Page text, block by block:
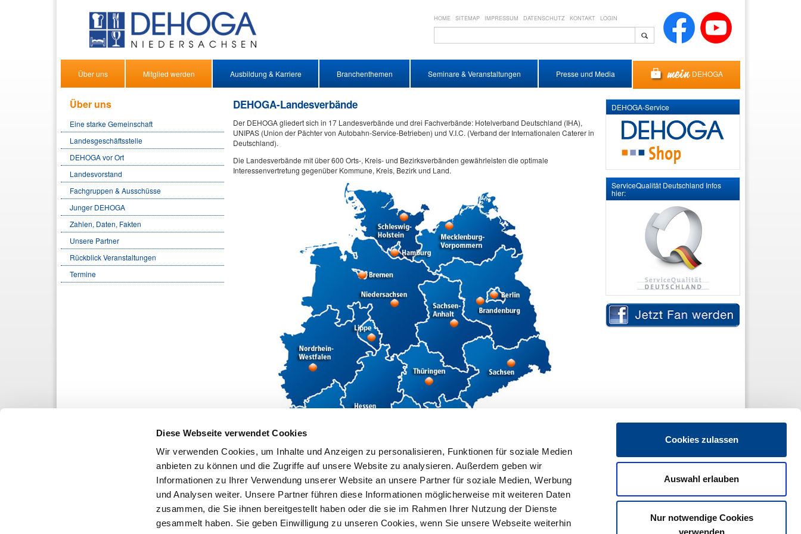
Diese Webseite verwendet Cookies
Wir verwenden Cookies, um Inhalte und Anzeigen zu personalisieren, Funktionen für soziale Medien
anbieten zu können und die Zugriffe auf unsere Website zu analysieren. Außerdem geben wir
Informationen zu Ihrer Verwendung unserer Website an unsere Partner für soziale Medien, Werbung
und Analysen weiter. Unsere Partner führen diese Informationen möglicherweise mit weiteren Daten
zusammen, die Sie ihnen bereitgestellt haben oder die sie im Rahmen Ihrer Nutzung der Dienste
gesammelt haben. Sie geben Einwilligung zu unseren Cookies, wenn Sie unsere Webseite weiterhin
Cookies zulassen
Auswahl erlauben
Nur notwendige Cookies
verwenden
HOME SITEMAP IMPRESSUM DATENSCHUTZ KONTAKT LOGIN
Über uns Mitglied werden Ausbildung & Karriere Branchenthemen Seminare & Veranstaltungen Presse und Media DEHOGA
Über uns
Eine starke Gemeinschaft
Landesgeschäftsstelle
DEHOGA vor Ort
Landesvorstand
Fachgruppen & Ausschüsse
Junger DEHOGA
Zahlen, Daten, Fakten
Unsere Partner
Rückblick Veranstaltungen
Termine
DEHOGA-Landesverbände
Der DEHOGA gliedert sich in 17 Landesverbände und drei Fachverbände: Hotelverband Deutschland (IHA),
UNIPAS (Union der Pächter von Autobahn-Service-Betrieben) und V.I.C. (Verband der Internationalen Caterer in
Deutschland).
Die Landesverbände mit über 600 Orts-, Kreis- und Bezirksverbänden gewährleisten die optimale
Interessenvertretung gegenüber Kommune, Kreis, Bezirk und Land.
DEHOGA-Service
ServiceQualität Deutschland Infos
hier: